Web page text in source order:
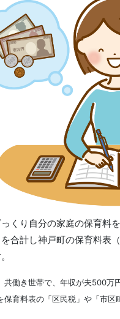
っくり自分の家庭の保育料
合計し神戸町の保育料表
働き世帯で、年収が夫500万
保育料表の「区民税」や「市区